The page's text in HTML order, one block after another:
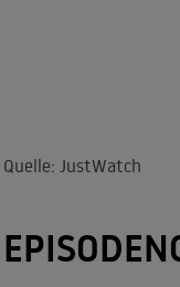
Quelle: JustWatch